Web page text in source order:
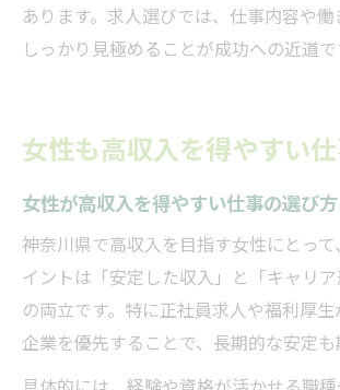
あります。求人選びでは、仕事内容や
しっかり見極めることが成功への近道で
女性も高収入を得やすい
女性が高収入を得やすい仕事の選び方
神奈川県で高収入を目指す女性にとっ
イントは「安定した収入」と「キャリア
の両立です。特に正社員求人や福利厚
企業を優先することで、長期的な安定も